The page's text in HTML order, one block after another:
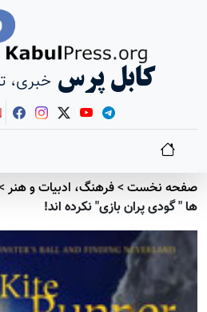
کابل پرس خبری،
صفحه نخست>فرهنگ، ادبیات و هنر
ها " گودی پران بازی" نکرده اند!